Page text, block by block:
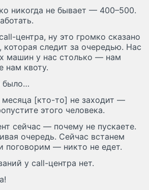
никогда не бывает — 400–500.
центра, ну это громко сказано
следит за очередью. Нас
машин у нас столько — нам
нам квоту.
было…
[кто-то] не заходит —
этого человека.
сейчас — почему не пускаете.
очередь. Сейчас встанем
поговорим — никто не едет.
у call-центра нет.